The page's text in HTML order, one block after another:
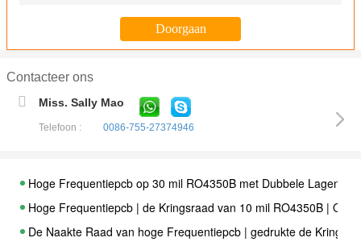
Contacteer ons
Miss. Sally Mao
Telefoon : 0086-755-27374946
Hoge Frequentiepcb op 30 mil RO4350B met Dubbele Lagen
Hoge Frequentiepcb | de Kringsraad van 10 mil RO4350B |
De Naakte Raad van hoge Frequentiepcb | gedrukte de